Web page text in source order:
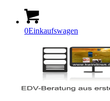
0Einkaufswagen